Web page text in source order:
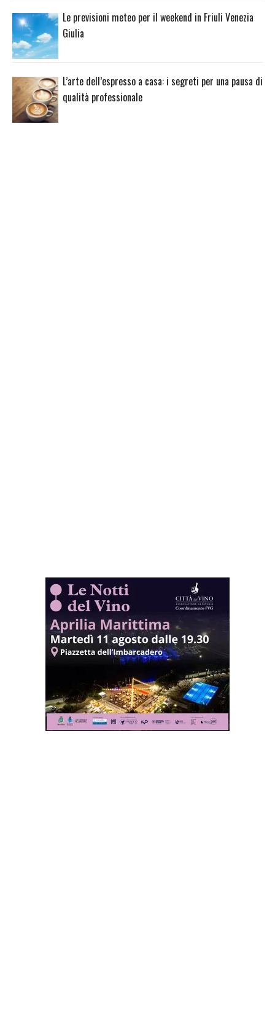
Le previsioni meteo per il weekend in Friuli Venezia
Giulia
L’arte dell’espresso a casa: i segreti per una pausa di
qualità professionale